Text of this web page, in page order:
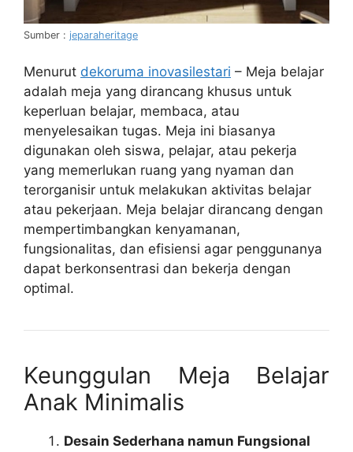
Sumber : jeparaheritage
Menurut dekoruma inovasilestari – Meja belajar
adalah meja yang dirancang khusus untuk
keperluan belajar, membaca, atau
menyelesaikan tugas. Meja ini biasanya
digunakan oleh siswa, pelajar, atau pekerja
yang memerlukan ruang yang nyaman dan
terorganisir untuk melakukan aktivitas belajar
atau pekerjaan. Meja belajar dirancang dengan
mempertimbangkan kenyamanan,
fungsionalitas, dan efisiensi agar penggunanya
dapat berkonsentrasi dan bekerja dengan
optimal.
Keunggulan Meja Belajar
Anak Minimalis
Desain Sederhana namun Fungsional